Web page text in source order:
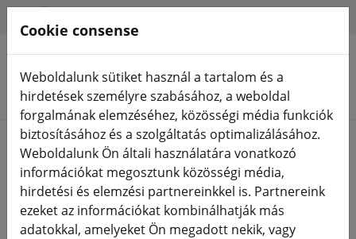
Termékek keresése
A kért link nem található. Megmutatjuk, hogyan
kereshet rá.videokamerk monitor actioncam
Cookie consense
Weboldalunk sütiket használ a tartalom és a
hirdetések személyre szabásához, a weboldal
forgalmának elemzéséhez, közösségi média funkciók
biztosításához és a szolgáltatás optimalizálásához.
Weboldalunk Ön általi használatára vonatkozó
információkat megosztunk közösségi média,
hirdetési és elemzési partnereinkkel is. Partnereink
ezeket az információkat kombinálhatják más
adatokkal, amelyeket Ön megadott nekik, vagy